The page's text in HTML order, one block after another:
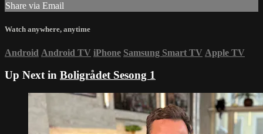
Share via Email
Watch anywhere, anytime
Android Android TV iPhone Samsung Smart TV Apple TV
Up Next in Boligrådet Sesong 1